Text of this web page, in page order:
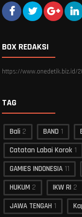
BOX REDAKSI
https://www.onedetik.biz.id/
TAG
Bali 2 BAND 1
Catatan Labai Korok 1
GAMIES INDONESIA 11
HUKUM 2 IKW RI 2
JAWA TENGAH 1